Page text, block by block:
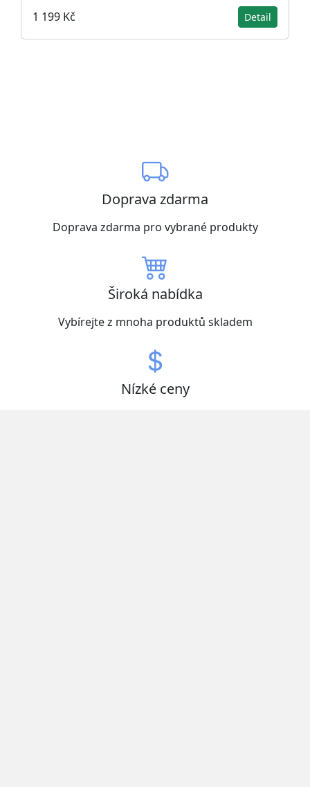
1 199 Kč Detail
Doprava zdarma
Doprava zdarma pro vybrané produkty
Široká nabídka
Vybírejte z mnoha produktů skladem
Nízké ceny